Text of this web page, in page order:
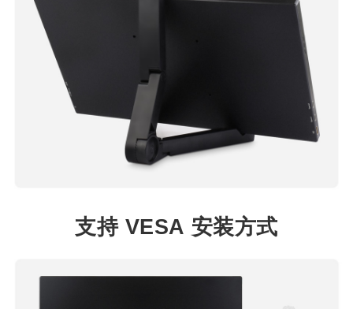
支持 VESA 安装方式